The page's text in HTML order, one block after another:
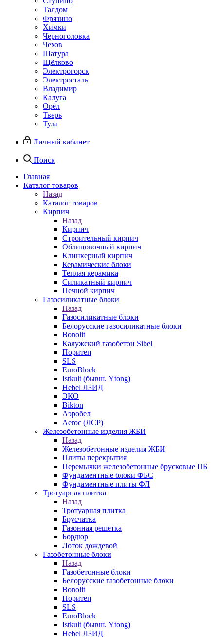
Талдом
Фрязино
Химки
Черноголовка
Чехов
Шатура
Щёлково
Электрогорск
Электросталь
Владимир
Калуга
Орёл
Тверь
Тула
Личный кабинет
Поиск
Главная
Каталог товаров
Назад
Каталог товаров
Кирпич
Назад
Кирпич
Строительный кирпич
Облицовочный кирпич
Клинкерный кирпич
Керамические блоки
Теплая керамика
Силикатный кирпич
Печной кирпич
Газосиликатные блоки
Назад
Газосиликатные блоки
Белорусские газосиликатные блоки
Bonolit
Калужский газобетон Sibel
Поритеп
SLS
EuroBlock
Istkult (бывш. Ytong)
Hebel ЛЗИД
ЭКО
Bikton
Аэробел
Aeroc (ЛСР)
Железобетонные изделия ЖБИ
Назад
Железобетонные изделия ЖБИ
Плиты перекрытия
Перемычки железобетонные брусковые ПБ
Фундаментные блоки ФБС
Фундаментные плиты ФЛ
Тротуарная плитка
Назад
Тротуарная плитка
Брусчатка
Газонная решетка
Бордюр
Лоток дождевой
Газобетонные блоки
Назад
Газобетонные блоки
Белорусские газобетонные блоки
Bonolit
Поритеп
SLS
EuroBlock
Istkult (бывш. Ytong)
Hebel ЛЗИД